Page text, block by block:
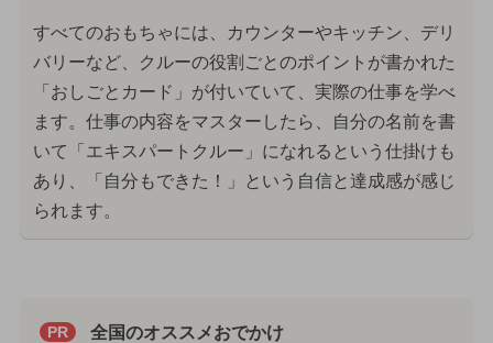
すべてのおもちゃには、カウンターやキッチン、デリ
バリーなど、クルーの役割ごとのポイントが書かれた
「おしごとカード」が付いていて、実際の仕事を学べ
ます。仕事の内容をマスターしたら、自分の名前を書
いて「エキスパートクルー」になれるという仕掛けも
あり、「自分もできた！」という自信と達成感が感じ
られます。
PR 全国のオススメおでかけ